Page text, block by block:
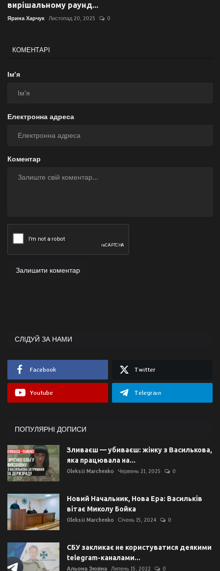
вирішальному раунд...
Ярина Харчук Листопад 20, 2025 0
КОМЕНТАРІ
Ім'я
Електронна адреса
Коментар
Залишити коментар
СЛІДУЙ ЗА НАМИ
Facebook Twitter
Youtube Telegram
ПОПУЛЯРНІ ДОПИСИ
Зливаєш — убиваєш: жінку з Василькова,
яка працювала на...
Oleksii Marchenko Червень 21, 2025 0
Новий Начальник, Нова Ера: Васильків
вітає Миколу Бойка
Oleksii Marchenko Січень 15, 2024 0
СБУ закликає не користуватися деякими
telegram-каналами...
Альона Зюзіна Липень 15, 2022 0